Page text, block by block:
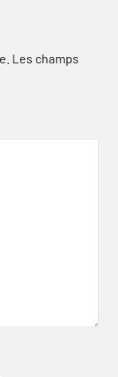
Les champs